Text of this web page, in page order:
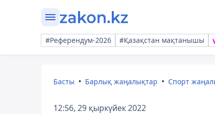
#Референдум-2026 #Қазақстан мақтанышы
Басты Барлық жаңалықтар Спорт
12:56, 29 қыркүйек 2022